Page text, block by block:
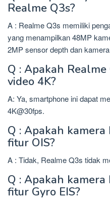
Realme Q3s?
A : Realme Q3s memiliki
yang menampilkan 48MP
2MP sensor depth dan
Q : Apakah
video 4K?
A: Ya, smartphone ini dapat
4K@30fps.
Q : Apakah
fitur OIS?
A : Tidak, Realme Q3s tidak
Q : Apakah
fitur Gyro EIS?